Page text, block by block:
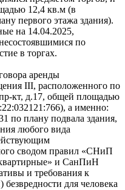
12,4 кв.м (в
первого этажа здания).
на 14.04.2025,
по
в торгах.
аренды
III, расположенного по
кт, д.17, общей площадью
а именно:
по плану подвала здания,
любого вида
сводом правил «СНиП
и СанПиН
и требования к
для человека